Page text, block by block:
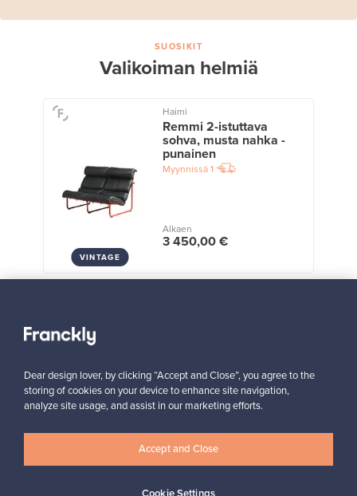
SUOSIKIT
Valikoiman helmiä
VINTAGE
Haimi
Remmi 2-istuttava
sohva, musta nahka -
punainen
Myynnissä1
Alkaen
3 450,00 €
Haluatko inspiroitua designista?
Tilaa uutiskirjeemme ja pysyt ajan tasalla!
Dear design lover, by clicking “Accept and Close”, you agree to the
storing of cookies on your device to enhance site navigation,
analyze site usage, and assist in our marketing efforts.
Accept and Close